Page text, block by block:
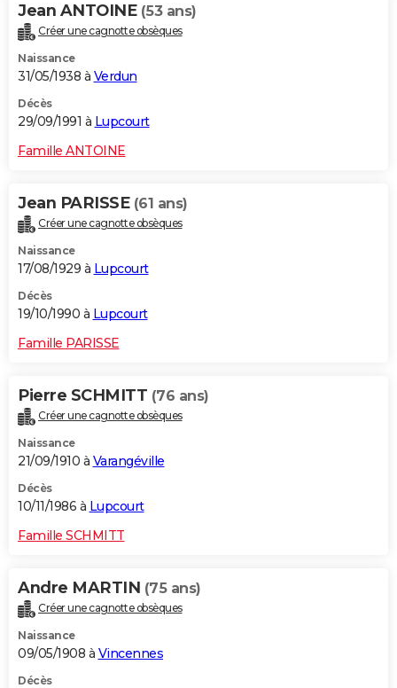
Jean ANTOINE (53 ans)
Créer une cagnotte obsèques
Naissance
31/05/1938 à Verdun
Décès
29/09/1991 à Lupcourt
Famille ANTOINE
Jean PARISSE (61 ans)
Créer une cagnotte obsèques
Naissance
17/08/1929 à Lupcourt
Décès
19/10/1990 à Lupcourt
Famille PARISSE
Pierre SCHMITT (76 ans)
Créer une cagnotte obsèques
Naissance
21/09/1910 à Varangéville
Décès
10/11/1986 à Lupcourt
Famille SCHMITT
Andre MARTIN (75 ans)
Créer une cagnotte obsèques
Naissance
09/05/1908 à Vincennes
Décès